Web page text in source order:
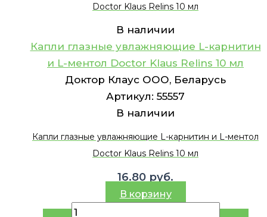
Doctor Klaus Relins 10 мл
В наличии
Капли глазные увлажняющие L-карнитин
и L-ментол Doctor Klaus Relins 10 мл
Доктор Клаус ООО, Беларусь
Артикул: 55557
В наличии
Капли глазные увлажняющие L-карнитин и L-ментол
Doctor Klaus Relins 10 мл
16.80 руб.
В корзину